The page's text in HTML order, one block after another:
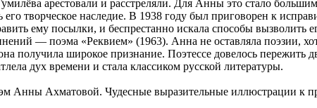
арестовали и расстреляли. Для Анны это стало
творческое наследие. В 1938 году был приговорен к
ему посылки, и беспрестанно искала способы вызволить
— поэма «Реквием» (1963). Анна не оставляла поэзии,
получила широкое признание. Поэтессе довелось
дух времени и стала классиком русской литературы.
Анны Ахматовой. Чудесные выразительные иллюстрации к